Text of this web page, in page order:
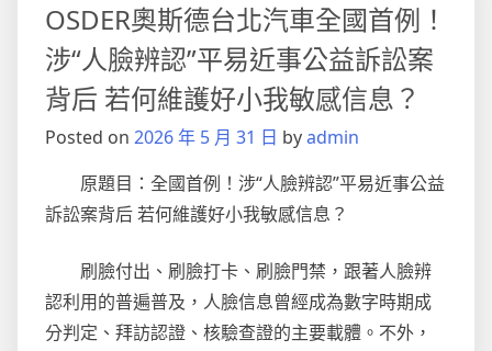
JIUYI
俱
意
住
宅
計
速
賽
事
設
置
OSDER奧斯德台北汽車全國首例！
涉“人臉辨認”平易近事公益訴訟案
背后 若何維護好小我敏感信息？
Posted on 2026 年 5 月 31 日 byadmin
原題目：全國首例！涉“人臉辨認”平易近事公益
訴訟案背后 若何維護好小我敏感信息？
刷臉付出、刷臉打卡、刷臉門禁，跟著人臉辨
認利用的普遍普及，人臉信息曾經成為數字時期成
分判定、拜訪認證、核驗查證的主要載體。不外，